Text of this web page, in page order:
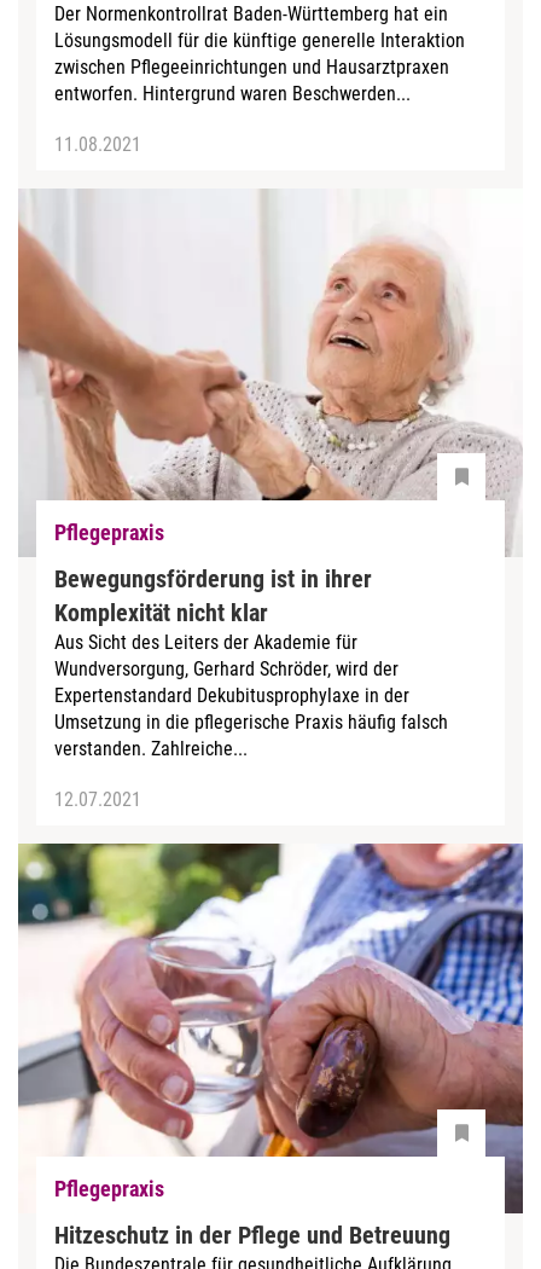
Der Normenkontrollrat Baden-Württemberg hat ein
Lösungsmodell für die künftige generelle Interaktion
zwischen Pflegeeinrichtungen und Hausarztpraxen
entworfen. Hintergrund waren Beschwerden...
11.08.2021
Pflegepraxis
Bewegungsförderung ist in ihrer
Komplexität nicht klar
Aus Sicht des Leiters der Akademie für
Wundversorgung, Gerhard Schröder, wird der
Expertenstandard Dekubitusprophylaxe in der
Umsetzung in die pflegerische Praxis häufig falsch
verstanden. Zahlreiche...
12.07.2021
Pflegepraxis
Hitzeschutz in der Pflege und Betreuung